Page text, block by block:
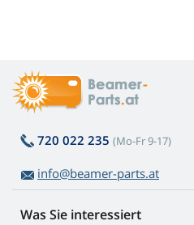
720 022 235 (Mo-Fr 9-17)
info@beamer-parts.at
Was Sie interessiert